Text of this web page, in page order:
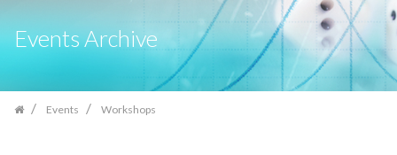
Events Archive
Events Workshops